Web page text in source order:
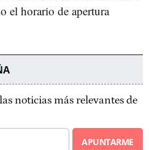
el horario de apertura
noticias más relevantes de
APUNTARME